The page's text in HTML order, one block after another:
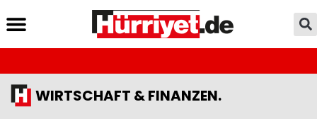
WIRTSCHAFT & FINANZEN.